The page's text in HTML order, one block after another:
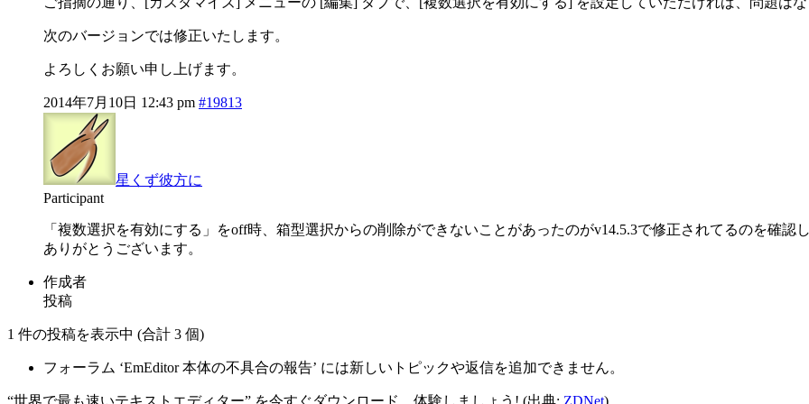
次のバージョンでは修正いたします。
よろしくお願い申し上げます。
2014年7月10日 12:43 pm #19813
星くず彼方に
Participant
「複数選択を有効にする」をoff時、箱型選択からの削除ができないことがあったのがv14.5.3で修正されてるのを確認し
ありがとうございます。
作成者
投稿
1 件の投稿を表示中 (合計 3 個)
フォーラム ‘EmEditor 本体の不具合の報告’ には新しいトピックや返信を追加できません。